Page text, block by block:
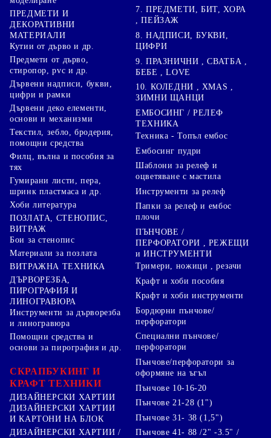
ПРЕДМЕТИ И
ДЕКОРАТИВНИ
МАТЕРИАЛИ
Кутии от дърво и др.
Предмети от дърво,
стиропор, pvc и др.
Дървени надписи, букви,
цифри и рамки
Дървени деко елементи,
основи и механизми
Текстил, зебло, бродерия,
помощни средства
Филц, вълна и пособия за
тях
Гумирани листи, пера,
шринк пластмаса и др.
Хоби литература
ПОЗЛАТА, СТЕНОПИС,
ВИТРАЖ
Бои за стенопис
Материали за позлата
ВИТРАЖНА ТЕХНИКА
ДЪРВОРЕЗБА,
ПИРОГРАФИЯ И
ЛИНОГРАВЮРА
Инструменти за дърворезба
и линогравюра
Помощни средства и
основи за пирография и др.
СКРАПБУКИНГ И
КРАФТ ТЕХНИКИ
ДИЗАЙНЕРСКИ ХАРТИИ
ДИЗАЙНЕРСКИ ХАРТИИ
И КАРТОНИ НА БЛОК
ДИЗАЙНЕРСКИ ХАРТИИ /
7. ПРЕДМЕТИ, БИТ, ХОРА
, ПЕЙЗАЖ
8. НАДПИСИ, БУКВИ,
ЦИФРИ
9. ПРАЗНИЧНИ , СВАТБА ,
БЕБЕ , LOVE
10. КОЛЕДНИ , XMAS ,
ЗИМНИ ЩАНЦИ
ЕМБОСИНГ / РЕЛЕФ
ТЕХНИКА
Техника - Топъл ембос
Ембосинг пудри
Шаблони за релеф и
оцветяване с мастила
Инструменти за релеф
Папки за релеф и ембос
плочи
ПЪНЧОВЕ /
ПЕРФОРАТОРИ , РЕЖЕЩИ
и ИНСТРУМЕНТИ
Тримери, ножици , резачи
Крафт и хоби пособия
Крафт и хоби инструменти
Бордюрни пънчове/
перфоратори
Специални пънчове/
перфоратори
Пънчове/перфоратори за
оформяне на ъгъл
Пънчове 10-16-20
Пънчове 21-28 (1")
Пънчове 31- 38 (1,5")
Пънчове 41- 88 /2" -3.5" /